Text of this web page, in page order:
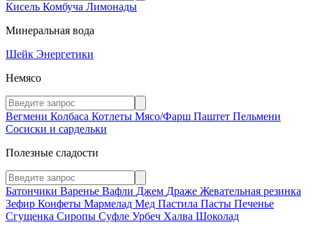
Кисель Комбуча Лимонады
Минеральная вода
Шейк Энергетики
Немясо
Вегмени Колбаса Котлеты Мясо/Фарш Паштет Пельмени
Сосиски и сардельки
Полезные сладости
Батончики Варенье Вафли Джем Драже Жевательная резинка
Зефир Конфеты Мармелад Мед Пастила Пасты Печенье
Сгущенка Сиропы Суфле Урбеч Халва Шоколад